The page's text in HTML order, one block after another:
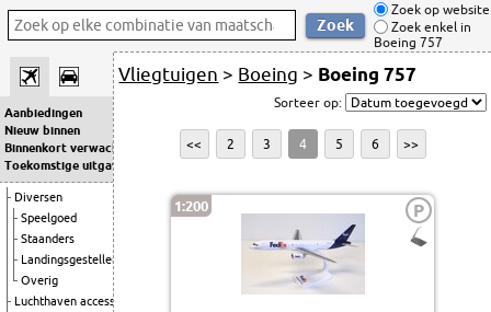
Zoek op website
Zoek enkel in
Boeing 757
Aanbiedingen
Nieuw binnen
Binnenkort verwacht
Toekomstige uitgaven
Diversen
Speelgoed
Staanders
Landingsgestellen
Overig
Luchthaven accessoires
Vliegtuigen > Boeing > Boeing 757
Sorteer op:
<< 2 3 4 5 6 >>
1:200 P